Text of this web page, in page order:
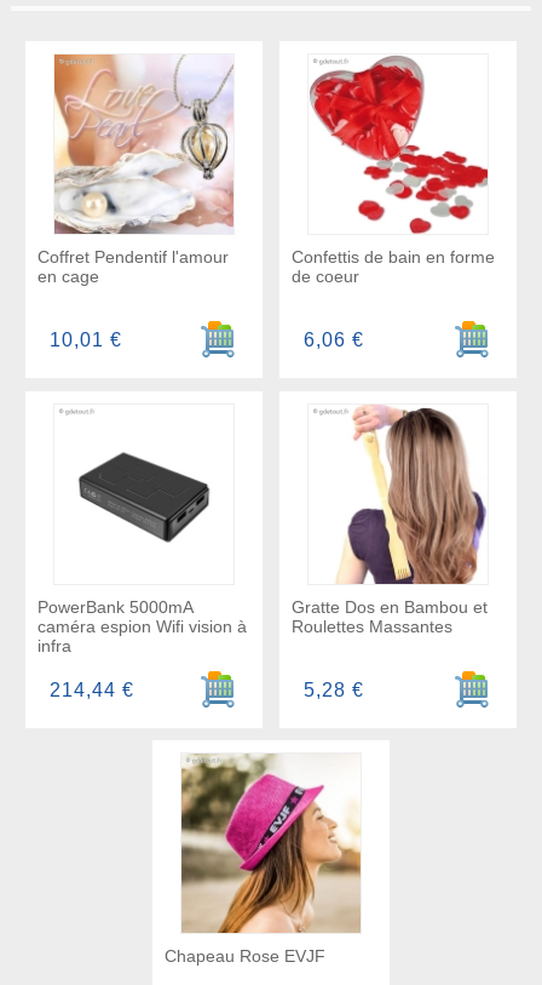
Coffret Pendentif l'amour
en cage
Ajouter au panier
10,01 €
Confettis de bain en forme
de coeur
Ajouter
6,06 €
PowerBank 5000mA
caméra espion Wifi vision à
infra
Ajouter au panier
214,44 €
Gratte Dos en Bambou et
Roulettes Massantes
Ajouter
5,28 €
Chapeau Rose EVJF